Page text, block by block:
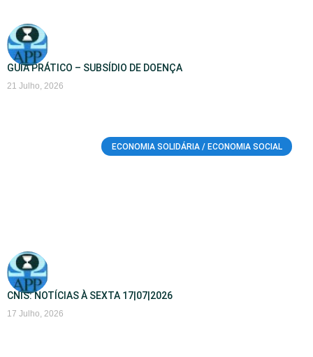
GUIA PRÁTICO – SUBSÍDIO DE DOENÇA
21 Julho, 2026
ECONOMIA SOLIDÁRIA / ECONOMIA SOCIAL
CNIS: NOTÍCIAS À SEXTA 17|07|2026
17 Julho, 2026